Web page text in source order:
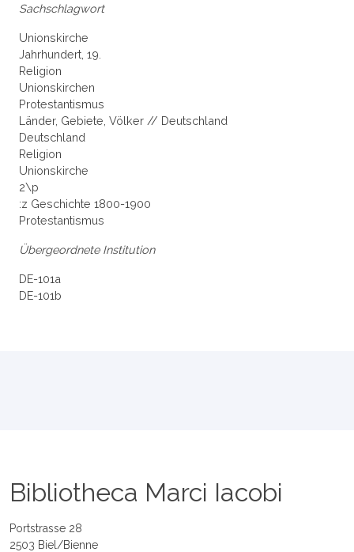
Sachschlagwort
Unionskirche
Jahrhundert, 19.
Religion
Unionskirchen
Protestantismus
Länder, Gebiete, Völker // Deutschland
Deutschland
Religion
Unionskirche
2\p
:z Geschichte 1800-1900
Protestantismus
Übergeordnete Institution
DE-101a
DE-101b
Bibliotheca Marci Iacobi
Portstrasse 28
2503 Biel/Bienne